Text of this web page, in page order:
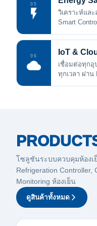
05
วิเคราะห์แล
Smart
06 IoT &
เชื่อมต่อทุกอุ
ทุกเวลา ผ่าน
โซลูชันระบบควบคุมห้อง
Refrigeration Controller,
Monitoring ห้องเย็น
ดูสินค้าทั้งหมด